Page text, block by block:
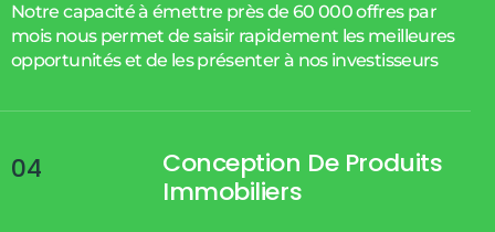
Notre capacité à émettre près de 60 000 offres par
mois nous permet de saisir rapidement les meilleures
opportunités et de les présenter à nos investisseurs
04
Conception De Produits
Immobiliers